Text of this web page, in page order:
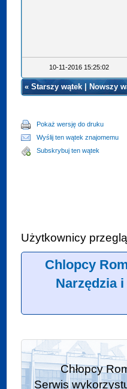
10-11-2016 15:25:02
«Starszy wątek Nowszy
Pokaż wersję do druku
Wyślij ten wątek znajomemu
Subskrybuj ten wątek
Użytkownicy
Chlopcy
Narzędzia
Chłopcy
Serwis